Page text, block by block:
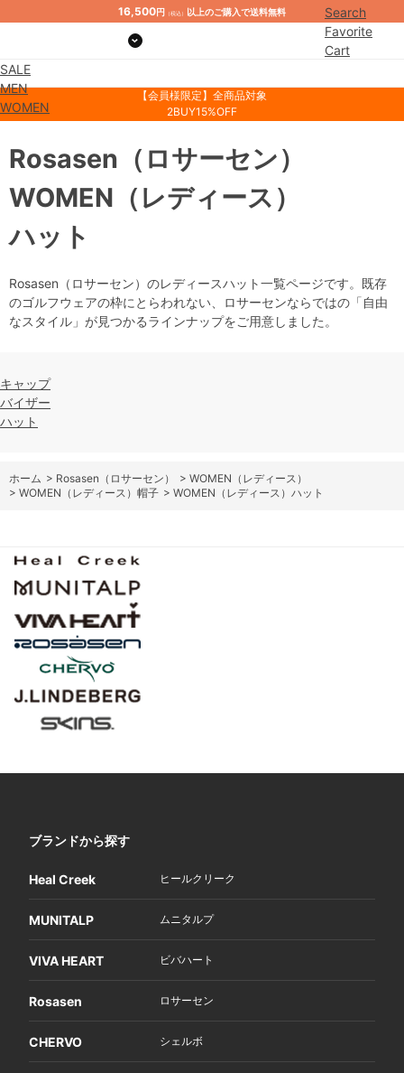
16,500円 （税込） 以上のご購入で送料無料
Search
Favorite
Cart
SALE
MEN
WOMEN
【会員様限定】全商品対象
2BUY15%OFF
ハット
Rosasen （ロサーセン）
WOMEN （レディース）
Rosasen（ロサーセン）のレディースハット一覧ページです。既存
のゴルフウェアの枠にとらわれない、ロサーセンならではの「自由
なスタイル」が見つかるラインナップをご用意しました。
キャップ
バイザー
ハット
ホーム > Rosasen（ロサーセン） > WOMEN（レディース）
> WOMEN（レディース）帽子 > WOMEN（レディース）ハット
ブランドから探す
Heal Creek ヒールクリーク
MUNITALP ムニタルプ
VIVA HEART ビバハート
Rosasen ロサーセン
CHERVO シェルボ